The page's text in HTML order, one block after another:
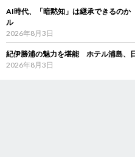
AI時代、「暗黙知」は継承できるの
ル
2026年8月3日
紀伊勝浦の魅力を堪能 ホテル浦島、
2026年8月3日